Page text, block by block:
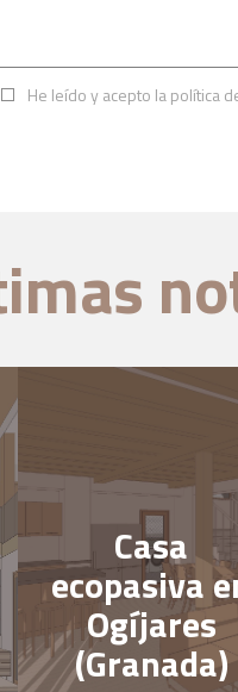
He leído y acepto lapolítica
Casa
ecopasiva
Ogíjares
(Granada)